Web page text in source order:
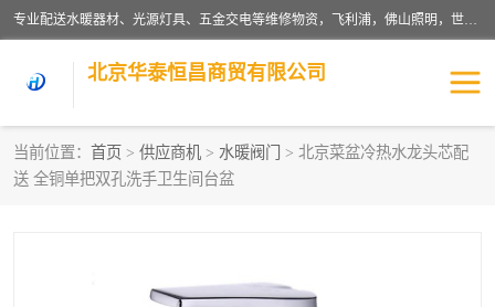
专业配送水暖器材、光源灯具、五金交电等维修物资，飞利浦，佛山照明，世达，博世，九牧，特陶等各产品涉及国内外知名品牌。公司专注与物业、学校、酒店、工厂等单位合作，提供一站式配送服务，降低客户综合成本。依托电子商务改变传统模式，以专业的团队为客户提供24H物资配送到达，货到月结、统一开票，便捷退换等服务，提高了企业的运营效率。
北京华泰恒昌商贸有限公司
当前位置： 首页 > 供应商机 > 水暖阀门
> 北京菜盆冷热水龙头芯配
送 全铜单把双孔洗手卫生间台盆
水暖阀门